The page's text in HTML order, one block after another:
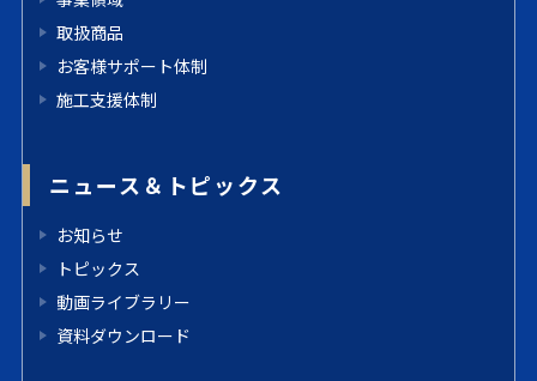
取扱商品
お客様サポート体制
施工支援体制
ニュース＆トピックス
お知らせ
トピックス
動画ライブラリー
資料ダウンロード